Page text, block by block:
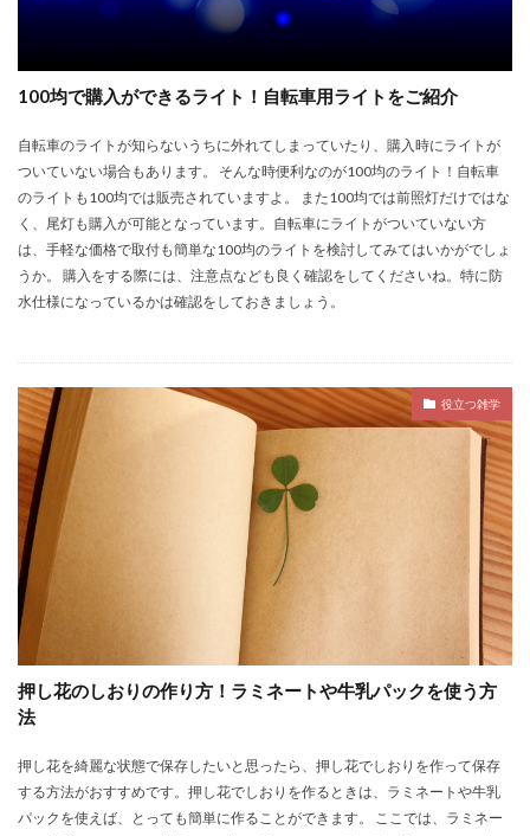
100均で購入ができるライト！自転車用ライトをご紹介
自転車のライトが知らないうちに外れてしまっていたり、購入時にライトが
ついていない場合もあります。 そんな時便利なのが100均のライト！自転車
のライトも100均では販売されていますよ。 また100均では前照灯だけではな
く、尾灯も購入が可能となっています。自転車にライトがついていない方
は、手軽な価格で取付も簡単な100均のライトを検討してみてはいかがでしょ
うか。 購入をする際には、注意点なども良く確認をしてくださいね。特に防
水仕様になっているかは確認をしておきましょう。
役立つ雑学
押し花のしおりの作り方！ラミネートや牛乳パックを使う方
法
押し花を綺麗な状態で保存したいと思ったら、押し花でしおりを作って保存
する方法がおすすめです。押し花でしおりを作るときは、ラミネートや牛乳
パックを使えば、とっても簡単に作ることができます。 ここでは、ラミネー